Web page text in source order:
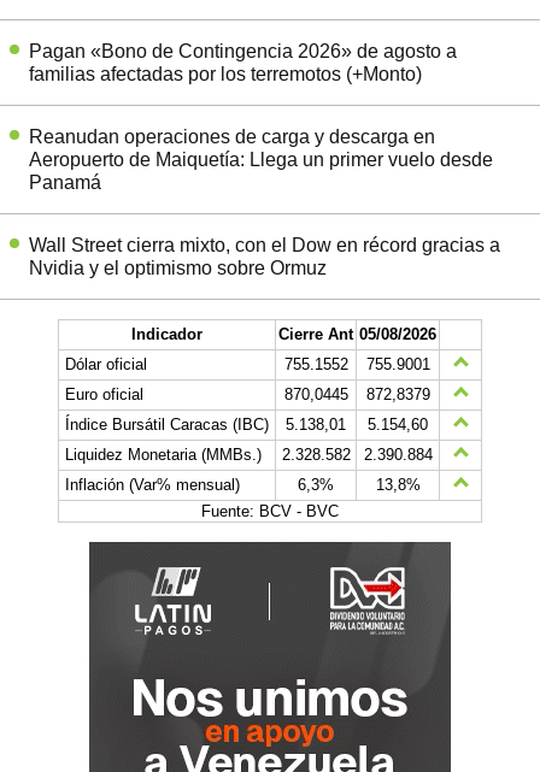
Pagan «Bono de Contingencia 2026» de agosto a
familias afectadas por los terremotos (+Monto)
Reanudan operaciones de carga y descarga en
Aeropuerto de Maiquetía: Llega un primer vuelo desde
Panamá
Wall Street cierra mixto, con el Dow en récord gracias a
Nvidia y el optimismo sobre Ormuz
Indicador Cierre Ant 05/08/2026
Dólar oficial
755.1552
755.9001
Euro oficial
870,0445
872,8379
Índice Bursátil Caracas (IBC)
5.138,01
5.154,60
Liquidez Monetaria (MMBs.)
2.328.582
2.390.884
Inflación (Var% mensual)
6,3%
13,8%
Fuente: BCV - BVC